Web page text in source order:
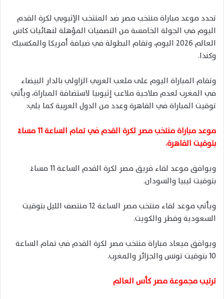
تحدد موعد مباراة منتخب مصر ضد المنتخب الإثيوبي لكرة القدم
اليوم في الجولة الخامسة من التصفيات المؤهلة لنهائيات كاس
العالم 2026 اليوم، وتقام البطولة في ضيافة أمريكا والمكسيك
وكندا.
وتقام المباراة اليوم على ملعب العربي الزاولي بالدار البيضاء
في المغرب لعدم صلاحية ملاعب إثيوبيا لاستضافة المباراة، ويأتي
توقيت المباراة في القاهرة وعدد من الدول العربية كما يلي:
موعد مباراة منتخب مصر لكرة القدم في تمام الساعة 11 مساءً
بتوقيت القاهرة.
ويوافق موعد لقاء فريق مصر لكرة القدم الساعة 11 مساءً
بتوقيت ليبيا والسودان.
ويأتي موعد لقاء منتخب مصر الساعة 12 منتصف الليل بتوقيت
السعودية وقطر والكويت.
ويوافق ميعاد مباراة منتخب مصر لكرة القدم في تمام الساعة
10 بتوقيت تونس والجزائر والمغرب.
ترتيب مجموعة مصر كأس العالم